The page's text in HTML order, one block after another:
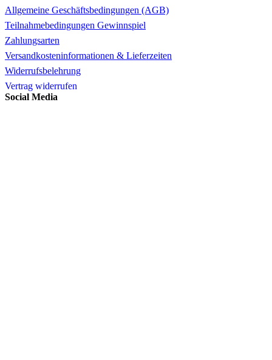
Allgemeine Geschäftsbedingungen (AGB)
Teilnahmebedingungen Gewinnspiel
Zahlungsarten
Versandkosteninformationen & Lieferzeiten
Widerrufsbelehrung
Vertrag widerrufen
Social Media